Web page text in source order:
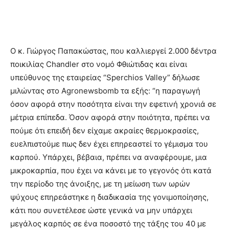
Ο κ. Γιώργος Παπακώστας, που καλλιεργεί 2.000 δέντρα
ποικιλίας Chandler στο νομό Φθιώτιδας και είναι
υπεύθυνος της εταιρείας “Sperchios Valley” δήλωσε
μιλώντας στο Agronewsbomb τα εξής: “η παραγωγή
όσον αφορά στην ποσότητα είναι την εφετινή χρονιά σε
μέτρια επίπεδα. Όσον αφορά στην ποιότητα, πρέπει να
πούμε ότι επειδή δεν είχαμε ακραίες θερμοκρασίες,
ευελπιστούμε πως δεν έχει επηρεαστεί το γέμισμα του
καρπού. Υπάρχει, βέβαια, πρέπει να αναφέρουμε, μια
μικροκαρπία, που έχει να κάνει με το γεγονός ότι κατά
την περίοδο της άνοιξης, με τη μείωση των ωρών
ψύχους επηρεάστηκε η διαδικασία της γονιμοποίησης,
κάτι που συνετέλεσε ώστε γενικά να μην υπάρχει
μεγάλος καρπός σε ένα ποσοστό της τάξης του 40 με